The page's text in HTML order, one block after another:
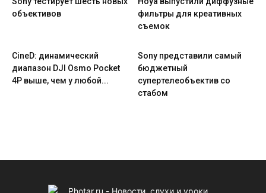
объективов
фильтры для креативных
съемок
CineD: динамический
диапазон DJI Osmo Pocket
4P выше, чем у любой...
Sony представили самый
бюджетный
супертелеобъектив со
стабом